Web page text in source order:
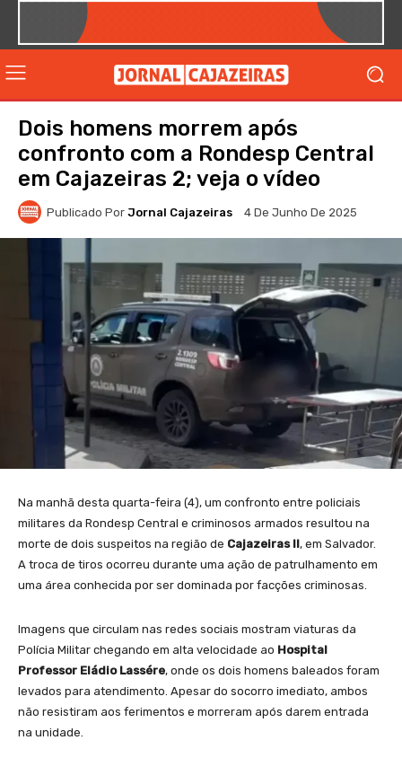
Dois homens morrem após
confronto com a Rondesp Central
em Cajazeiras 2; veja o vídeo
Publicado Por Jornal Cajazeiras 4 De Junho De 2025
Na manhã desta quarta-feira (4), um confronto entre policiais
militares da Rondesp Central e criminosos armados resultou na
morte de dois suspeitos na região de Cajazeiras II, em Salvador.
A troca de tiros ocorreu durante uma ação de patrulhamento em
uma área conhecida por ser dominada por facções criminosas.
Imagens que circulam nas redes sociais mostram viaturas da
Polícia Militar chegando em alta velocidade ao Hospital
Professor Eládio Lassére, onde os dois homens baleados foram
levados para atendimento. Apesar do socorro imediato, ambos
não resistiram aos ferimentos e morreram após darem entrada
na unidade.